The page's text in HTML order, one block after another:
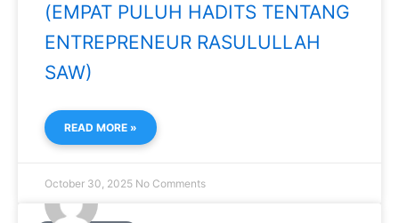
(EMPAT PULUH HADITS TENTANG
ENTREPRENEUR RASULULLAH
SAW)
READ MORE »
October 30, 2025 No Comments